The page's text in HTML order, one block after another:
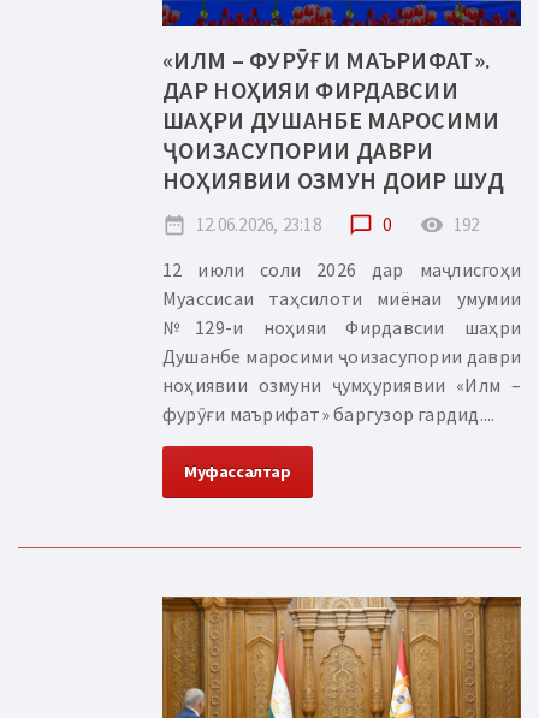
«ИЛМ – ФУРӮҒИ МАЪРИФАТ».
ДАР НОҲИЯИ ФИРДАВСИИ
ШАҲРИ ДУШАНБЕ МАРОСИМИ
ҶОИЗАСУПОРИИ ДАВРИ
НОҲИЯВИИ ОЗМУН ДОИР ШУД
date_range 12.06.2026, 23:18 chat_bubble_outline 0 remove_red_eye 192
12 июли соли 2026 дар маҷлисгоҳи
Муассисаи таҳсилоти миёнаи умумии
№129-и ноҳияи Фирдавсии шаҳри
Душанбе маросими ҷоизасупории даври
ноҳиявии озмуни ҷумҳуриявии «Илм –
фурӯғи маърифат» баргузор гардид....
Муфассалтар